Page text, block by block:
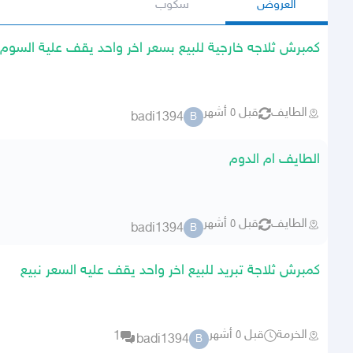
العروض سكوب
كمبرش ثلاجه خارجية للبيع بسعر اخر واحد يقف علية السوم
الطايف قبل ٥ أشهر B
badi1394
الطايف ام الدوم
الطايف قبل ٥ أشهر B
badi1394
كمبرش ثلاجة تبريد للبيع اخر واحد يقف عليه السعر نبيع
الخرمة قبل ٥ أشهر B
badi1394
1